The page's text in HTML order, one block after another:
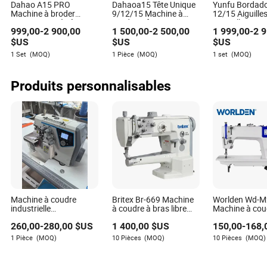
Ces contrôles incluent souvent une inspection
approfondie des composants de la machine et un
calibrage de ses réglages, garantissant un
fonctionnement optimal.
En mettant en œuvre un plan de maintenance complet, les
l'efficacité de leur machine à coudre pour matelas,
protégeant ainsi leur investissement et maintenant un
rythme constant dans leur ligne de production. Cette
approche proactive de la maintenance réduit non
seulement le risque de défaillance inattendue de
l'équipement, mais contribue également à améliorer la
qualité et la cohérence des produits finis.
Comment les machines à coudre pour
matelas servent l'industrie de la
tapisserie
L'application principale des machines à coudre pour
Dahao A15 PRO
Machine à broder
automatique à tête
unique pour ordinateur
et t-shirt
999,00-2 900,00
$US
1 Set (MOQ)
Dahaoa15 Tête Unique
9/12/15 Machine à
Broder Informatique
Automatique à Aiguille
pour Chapeaux et
Vêtements
1 500,00-2 500,00
$US
1 Pièce (MOQ)
Yunfu
12/15
Nouvelles
Entreprise de
Vêtements
à Broder
1 999,00-2
$US
1 set (MOQ)
Produits personnalisables
Machine à coudre
industrielle
avec fonction de coupe
de fil automatique
260,00-280,00 $US
1 Pièce (MOQ)
Britex Br-669 Machine
à coudre à bras libre
de haute qualité
1 400,00$US
10 Pièces (MOQ)
Worlden Wd-
Machine à
à
neuve et
150,00-
10 Pièces (MOQ)